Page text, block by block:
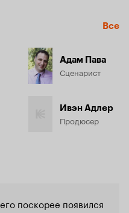
Все
Адам Пава
Сценарист
Ивэн Адлер
Продюсер
поскорее появился